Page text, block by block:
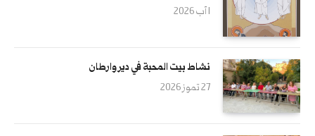
1 آب 2026
نشاط بيت المحبة في دير وارطان
27 تموز 2026